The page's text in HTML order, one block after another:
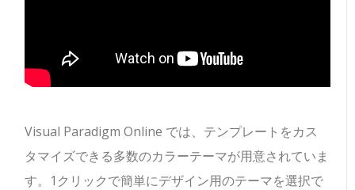
Visual Paradigm Online では、テンプレートをカス
タマイズできる多数のカラーテーマが用意されていま
す。1クリックで簡単にデザイン用のテーマを選択で